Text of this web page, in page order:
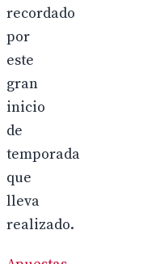
recordado
por
este
gran
inicio
de
temporada
que
lleva
realizado.